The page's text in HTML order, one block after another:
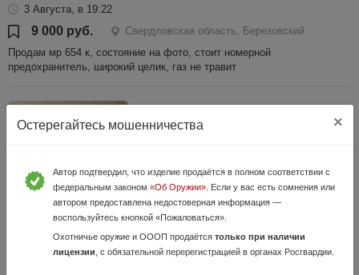
3 Августа, в 19:22
9 000 руб.
Свердловская область, Березовский
Продам мр 654 к, состояние на фото, стоит номерной
предохранитель, широкий целик, газ не травит
Stalker S92ME
4 Августа, в 05:31
Остерегайтесь мошенничества ×
Автор подтвердил, что изделие продаётся в полном соответствии с
федеральным законом «Об Оружии». Если у вас есть сомнения или
автором предоставлена недостоверная информация —
воспользуйтесь кнопкой «Пожаловаться».
Охотничье оружие и ОООП продаётся только при наличии
лицензии , с обязательной перерегистрацией в органах Росгвардии.